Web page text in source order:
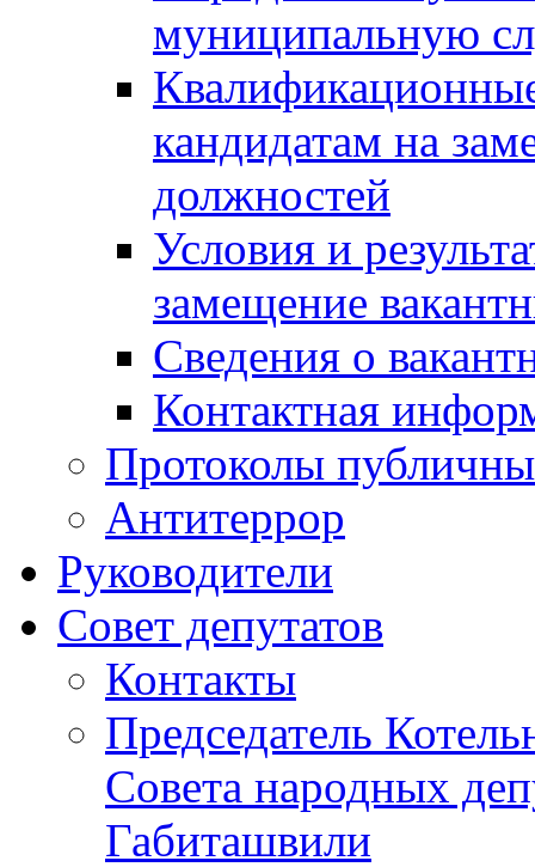
муниципальную
кандидатам на
должностей
Условия и
замещение
Сведения о
Контактная
Протоколы
Антитеррор
Руководители
Совет депутатов
Контакты
Председатель
Совета народных
Габиташвили